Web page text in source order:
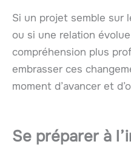
Si un projet semble sur
ou si une relation
compréhension plus
embrasser ces
moment d’avancer et
Se préparer à